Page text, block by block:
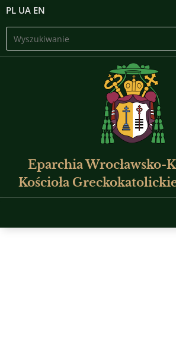
PL UA EN
Eparchia Wrocławsko-
Kościoła